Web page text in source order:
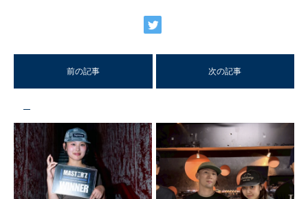
前の記事 次の記事